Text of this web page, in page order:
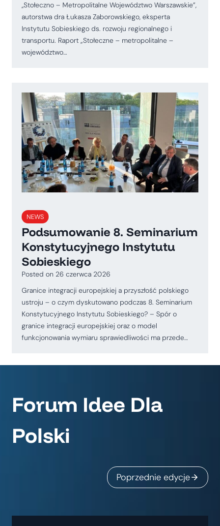
,,Stołeczno – Metropolitalne Województwo Warszawskie”,
autorstwa dra Łukasza Zaborowskiego, eksperta
Instytutu Sobieskiego ds. rozwoju regionalnego i
transportu. Raport „Stołeczne – metropolitalne –
województwo…
NEWS
Podsumowanie 8. Seminarium
Konstytucyjnego Instytutu
Sobieskiego
Posted on 26 czerwca 2026
Granice integracji europejskiej a przyszłość polskiego
ustroju – o czym dyskutowano podczas 8. Seminarium
Konstytucyjnego Instytutu Sobieskiego? – Spór o
granice integracji europejskiej oraz o model
funkcjonowania wymiaru sprawiedliwości ma przede…
Forum Idee Dla
Polski
Poprzednie edycje